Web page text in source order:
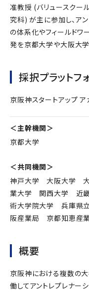
准教授 (バリュースクー
究科) が主に参加し、ア
の体系化やフィールド
発を京都大学や大阪大学
採択プラットフ
京阪神スタートアップ ア
＜主幹機関＞
京都大学
＜共同機関＞
神戸大学 大阪大学
業大学 関西大学 近
術大学院大学 兵庫
阪産業局 京都知恵産
概要
京阪神における複数の
働してアントレプレナー